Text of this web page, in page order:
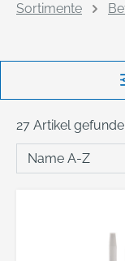
Sortimente
27 Artikel